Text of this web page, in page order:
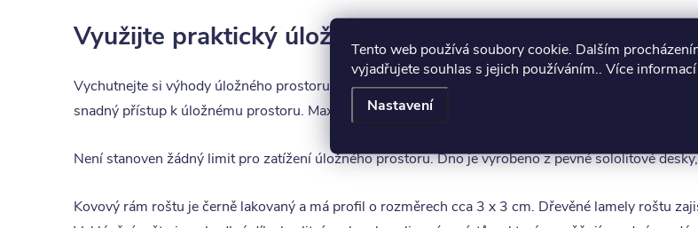
Tento web používá soubory cookie. Dalším
vyjadřujete souhlas s jejich používáním.. Více informací
Nastavení
Využijte praktický úložný prostor pro optimální
Vychutnejte si výhody úložného prostoru, který je nedílnou součástí postele Tetris. Díky
snadný přístup k úložnému prostoru. Maximální využitelná výška úložného prostoru dosahuje až 25
Není stanoven žádný limit pro zatížení úložného prostoru. Dno je vyrobeno z pevné sololitové
Kovový rám roštu je černě lakovaný a má profil o rozměrech cca 3 x 3 cm. Dřevěné lamely roštu